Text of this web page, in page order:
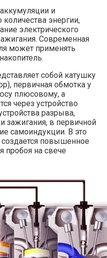
и
количества энергии,
электрического
Современная
может применять
собой катушку
первичная обмотка у
плюсовому, а
через устройство
разрыва,
зажигания, в первичной
самоиндукции. В это
повышенное
пробоя на свече